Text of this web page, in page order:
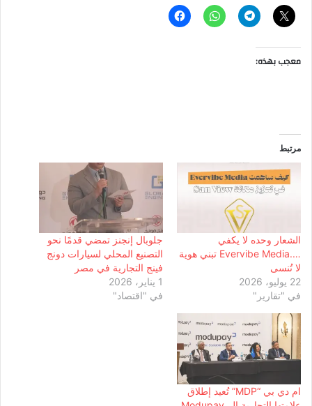
معجب بهذه:
مرتبط
الشعار وحده لا يكفي
….Evervibe Media تبني هوية
لا تُنسى
22 يوليو، 2026
في "تقارير"
جلوبال إنجنز تمضي قدمًا نحو
التصنيع المحلي لسيارات دونج
فينج التجارية في مصر
1 يناير، 2026
في "اقتصاد"
ام دي بي “MDP” تُعيد إطلاق